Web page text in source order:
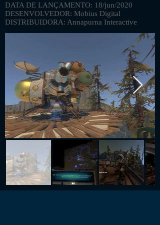
DATA DE LANÇAMENTO: 18/jun/2020
DESENVOLVEDOR: Mobius Digital
DISTRIBUIDORA: Annapurna Interactive